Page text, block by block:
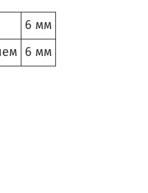
6 мм
6 мм